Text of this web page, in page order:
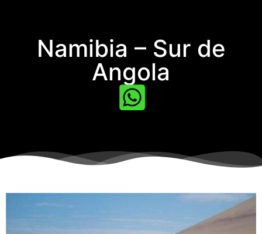
Namibia – Sur de
Angola